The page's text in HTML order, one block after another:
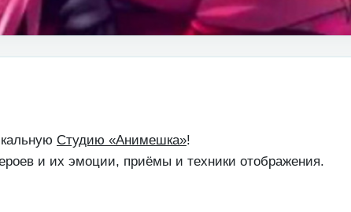
Студию «Анимешка»!
и их эмоции, приёмы и техники отображения.